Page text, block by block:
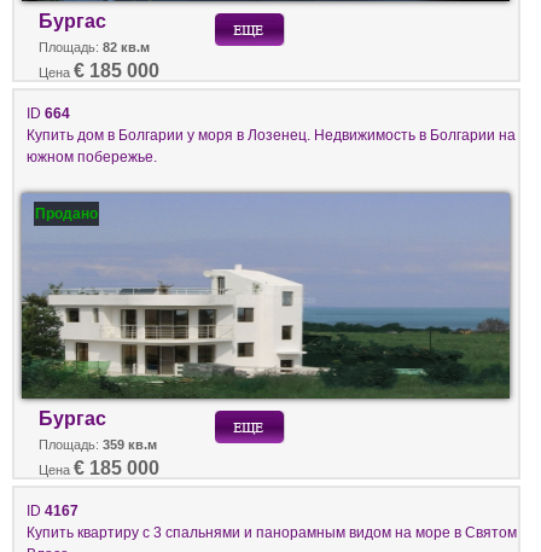
Бургас
Площадь: 82 кв.м
Цена € 185 000
ID 664
Купить дом в Болгарии у моря в Лозенец. Недвижимость в Болгарии на
южном побережье.
Продано
Бургас
Площадь: 359 кв.м
Цена € 185 000
ID 4167
Купить квартиру с 3 спальнями и панорамным видом на море в Святом